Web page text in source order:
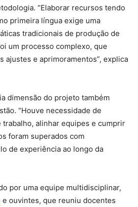
“Elaborar recursos tendo
primeira língua exige uma
tradicionais de produção de
um processo complexo, que
ajustes e aprimoramentos”, explica
dimensão do projeto também
“Houve necessidade de
alinhar equipes e cumprir
foram superados com
de experiência ao longo da
por uma equipe multidisciplinar,
e ouvintes, que reuniu docentes